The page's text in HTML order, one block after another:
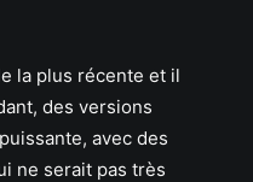
la plus récente et il
des versions
avec des
ne serait pas très